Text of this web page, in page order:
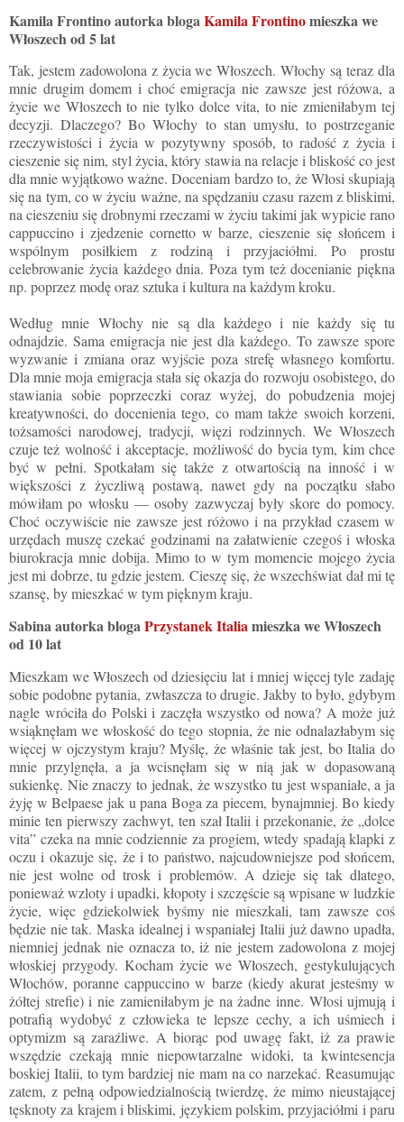
Kamila Frontino autorka bloga Kamila Frontinomieszka we
Włoszech od 5 lat
Tak, jestem zadowolona z życia we Włoszech. Włochy są teraz dla
mnie drugim domem i choć emigracja nie zawsze jest różowa, a
życie we Włoszech to nie tylko dolce vita, to nie zmieniłabym tej
decyzji. Dlaczego? Bo Włochy to stan umysłu, to postrzeganie
rzeczywistości i życia w pozytywny sposób, to radość z życia i
cieszenie się nim, styl życia, który stawia na relacje i bliskość co jest
dla mnie wyjątkowo ważne. Doceniam bardzo to, że Włosi skupiają
się na tym, co w życiu ważne, na spędzaniu czasu razem z bliskimi,
na cieszeniu się drobnymi rzeczami w życiu takimi jak wypicie rano
cappuccino i zjedzenie cornettow barze, cieszenie się słońcem i
wspólnym posiłkiem z rodziną i przyjaciółmi. Po prostu
celebrowanie życia każdego dnia. Poza tym też docenianie piękna
np. poprzez modę oraz sztuka i kultura na każdym kroku.
Według mnie Włochy nie są dla każdego i nie każdy się tu
odnajdzie. Sama emigracja nie jest dla każdego. To zawsze spore
wyzwanie i zmiana oraz wyjście poza strefę własnego komfortu.
Dla mnie moja emigracja stała się okazja do rozwoju osobistego, do
stawiania sobie poprzeczki coraz wyżej, do pobudzenia mojej
kreatywności, do docenienia tego, co mam także swoich korzeni,
tożsamości narodowej, tradycji, więzi rodzinnych. We Włoszech
czuje też wolność i akceptacje, możliwość do bycia tym, kim chce
być w pełni. Spotkałam się także z otwartością na inność i w
większości z życzliwą postawą, nawet gdy na początku słabo
mówiłam po włosku — osoby zazwyczaj były skore do pomocy.
Choć oczywiście nie zawsze jest różowo i na przykład czasem w
urzędach muszę czekać godzinami na załatwienie czegoś i włoska
biurokracja mnie dobija. Mimo to w tym momencie mojego życia
jest mi dobrze, tu gdzie jestem. Cieszę się, że wszechświat dał mi tę
szansę, by mieszkać w tym pięknym kraju.
Sabina autorka blogaPrzystanek Italiamieszka we Włoszech
od 10 lat
Mieszkam we Włoszech od dziesięciu lat i mniej więcej tyle zadaję
sobie podobne pytania, zwłaszcza to drugie. Jakby to było, gdybym
nagle wróciła do Polski i zaczęła wszystko od nowa? A może już
wsiąknęłam we włoskość do tego stopnia, że nie odnalazłabym się
więcej w ojczystym kraju? Myślę, że właśnie tak jest, bo Italia do
mnie przylgnęła, a ja wcisnęłam się w nią jak w dopasowaną
sukienkę. Nie znaczy to jednak, że wszystko tu jest wspaniałe, a ja
żyję wBelpaese jak u pana Boga za piecem, bynajmniej. Bo kiedy
minie ten pierwszy zachwyt, ten szał Italii i przekonanie, że „dolce
vita” czeka na mnie codziennie za progiem, wtedy spadają klapki z
oczu i okazuje się, że i to państwo, najcudowniejsze pod słońcem,
nie jest wolne od trosk i problemów. A dzieje się tak dlatego,
ponieważwzloty i upadki, kłopoty i szczęście są wpisane w ludzkie
życie, więc gdziekolwiek byśmy nie mieszkali, tam zawsze coś
będzie nie tak. Maska idealnej i wspaniałej Italii już dawno upadła,
niemniej jednak nie oznacza to, iż nie jestem zadowolona z mojej
włoskiej przygody. Kocham życie we Włoszech, gestykulujących
Włochów, poranne cappuccino w barze (kiedy akurat jesteśmy w
żółtej strefie) i nie zamieniłabym je na żadne inne. Włosi ujmują i
potrafią wydobyć z człowieka te lepsze cechy, a ich uśmiech i
optymizm są zaraźliwe. A biorąc pod uwagę fakt, iż za prawie
wszędzie czekają mnie niepowtarzalne widoki, ta kwintesencja
boskiej Italii, to tym bardziej nie mam na co narzekać. Reasumując
zatem, z pełną odpowiedzialnością twierdzę, że mimo nieustającej
tęsknoty za krajem i bliskimi, językiem polskim, przyjaciółmi i paru